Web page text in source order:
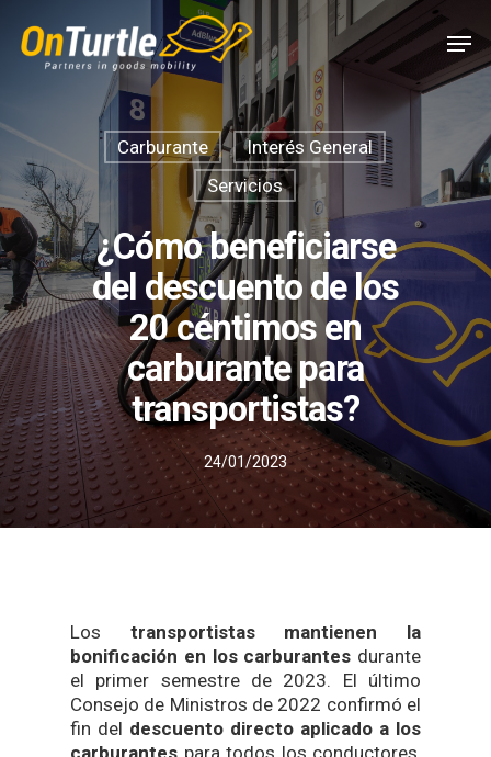
main
Carburante
Interés General
Servicios
¿Cómo beneficiarse
del descuento de los
20 céntimos en
carburante para
transportistas?
24/01/2023
Los transportistas mantienen la
bonificación en los carburantes durante
el primer semestre de 2023. El último
Consejo de Ministros de 2022 confirmó el
fin del descuento directo aplicado a los
carburantes para todos los conductores,